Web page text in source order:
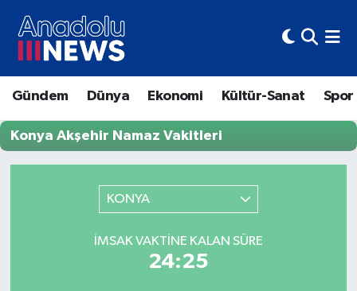
Gündem Dünya Ekonomi Kültür-Sanat Spor
Konya Akşehir Namaz Vakitleri
KONYA
İMSAK VAKTINE KALAN SÜRE
24:25
Hava Durumu
Trafik Durumu
Süper Lig Puan Durumu ve Fikstür